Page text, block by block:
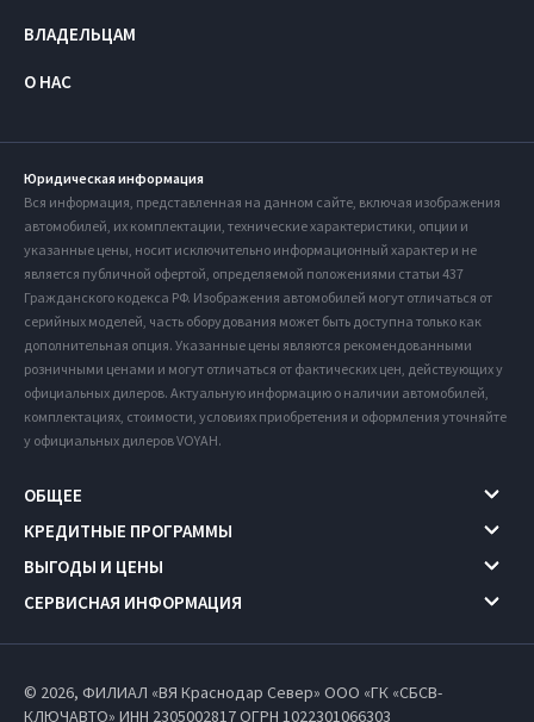
ВЛАДЕЛЬЦАМ
О НАС
Юридическая информация
Вся информация, представленная на данном сайте, включая изображения
автомобилей, их комплектации, технические характеристики, опции и
указанные цены, носит исключительно информационный характер и не
является публичной офертой, определяемой положениями статьи 437
Гражданского кодекса РФ. Изображения автомобилей могут отличаться от
серийных моделей, часть оборудования может быть доступна только как
дополнительная опция. Указанные цены являются рекомендованными
розничными ценами и могут отличаться от фактических цен, действующих у
официальных дилеров. Актуальную информацию о наличии автомобилей,
комплектациях, стоимости, условиях приобретения и оформления уточняйте
у официальных дилеров VOYAH.
ОБЩЕЕ
КРЕДИТНЫЕ ПРОГРАММЫ
ВЫГОДЫ И ЦЕНЫ
СЕРВИСНАЯ ИНФОРМАЦИЯ
© 2026, ФИЛИАЛ «ВЯ Краснодар Север» ООО «ГК «СБСВ-
КЛЮЧАВТО» ИНН 2305002817ОГРН 1022301066303